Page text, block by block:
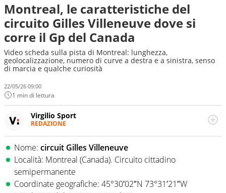
Montreal, le caratteristiche del
circuito Gilles Villeneuve dove si
corre il Gp del Canada
Video scheda sulla pista di Montreal: lunghezza,
geolocalizzazione, numero di curve a destra e a sinistra, senso
di marcia e qualche curiosità
22/05/26 09:00
1 min di lettura
Virgilio Sport
REDAZIONE
appassionato su tutto il mondo dello sport. Calcio,
calciomercato, F1, Motomondiale ma anche tennis,
volley, basket: su Virgilio Sport i tifosi e gli appassionati
sanno che troveranno sempre copertura completa e
zero faziosità. La squadra di Virgilio Sport è formata da
giornalisti ed esperti di sport abili sia nel gioco di
Nome: circuit Gilles Villeneuve
Località: Montreal (Canada). Circuito cittadino
semipermanente
Coordinate geografiche: 45°30′02″N 73°31′21″W